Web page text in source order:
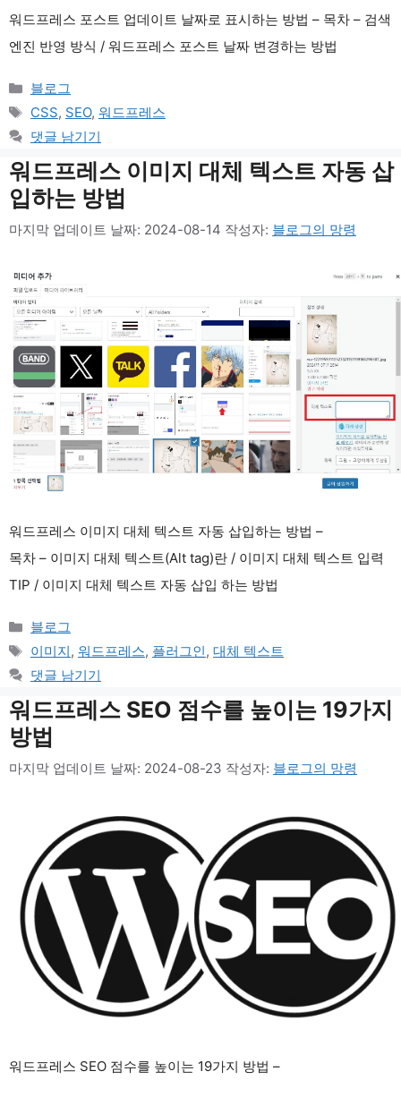
워드프레스 포스트 업데이트 날짜로 표시하는 방법 – 목차 – 검색
엔진 반영 방식 / 워드프레스 포스트 날짜 변경하는 방법
카
테
고
리
블로그
태
그
CSS, SEO, 워드프레스
댓글 남기기
워드프레스 이미지 대체 텍스트 자동 삽
입하는 방법
마지막 업데이트 날짜: 2024-08-14 작성자: 블로그의 망령
워드프레스 이미지 대체 텍스트 자동 삽입하는 방법 –
목차 – 이미지 대체 텍스트(Alt tag)란 / 이미지 대체 텍스트 입력
TIP / 이미지 대체 텍스트 자동 삽입 하는 방법
카
테
고
리
블로그
태
그
이미지, 워드프레스, 플러그인, 대체 텍스트
댓글 남기기
워드프레스 SEO 점수를 높이는 19가지
방법
마지막 업데이트 날짜: 2024-08-23 작성자: 블로그의 망령
워드프레스 SEO 점수를 높이는 19가지 방법 –